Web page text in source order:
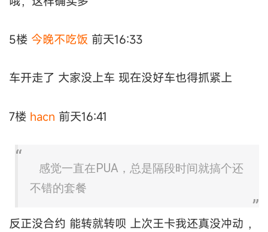
5楼 今晚不吃饭 前天16:33
车开走了 大家没上车 现在没好车也得抓紧上
7楼 hacn 前天16:41
感觉一直在PUA，总是隔段时间就搞个还
不错的套餐
反正没合约 能转就转呗 上次王卡我还真没冲动 ，